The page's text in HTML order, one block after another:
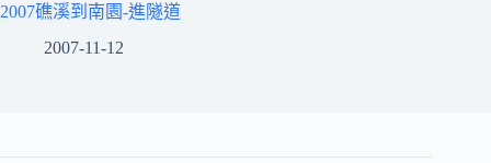
2007礁溪到南園-進隧道
2007-11-12